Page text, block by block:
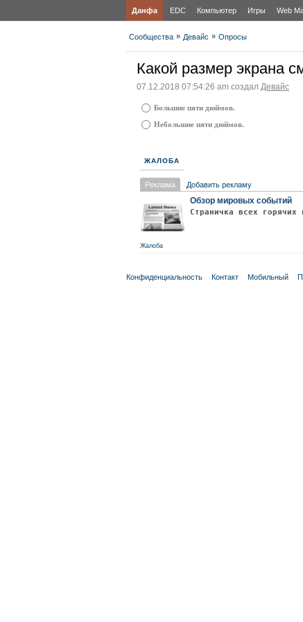
Данфа EDC Компьютер Игры Web
Сообщества » Девайс » Опросы
Какой размер экрана
07.12.2018 07:54:26 am создал Девайс
Большие пяти дюймов.
Небольшие пяти дюймов.
ЖАЛОБА
Реклама Добавить рекламу
Обзор мировых событий
Страничка всех
Жалоба
Конфиденциальность Контакт Мобильный